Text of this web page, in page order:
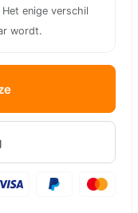
enige verschil
wordt.